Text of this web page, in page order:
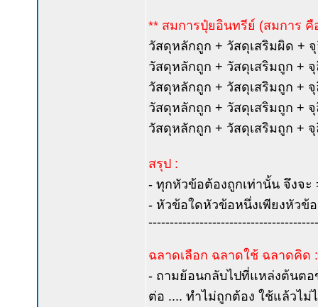
** สมการปุ๋ยอินทรีย์ (สมการ
วัสดุหลักถูก + วัสดุเสริมผิด +
วัสดุหลักถูก + วัสดุเสริมถูก +
วัสดุหลักถูก + วัสดุเสริมถูก +
วัสดุหลักถูก + วัสดุเสริมถูก +
วัสดุหลักถูก + วัสดุเสริมถูก +
สรุป :
- ทุกหัวข้อต้องถูกเท่านั้น จึงจะ
- หัวข้อใดหัวข้อหนึ่งเพียงหัวข้
ฉลาดเลือก ฉลาดใช้ ฉลาดคิด :
- ถามย้อนกลับไปที่แหล่งต้นตอ
ต่อ .... ทำไม่ถูกต้อง ใช้แล้วไม่